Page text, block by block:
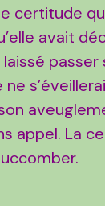
certitude
avait
laissé
appel. La